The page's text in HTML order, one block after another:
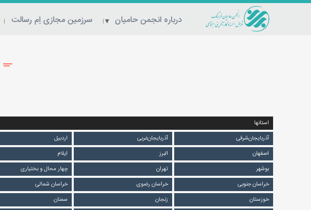
درباره انجمن حامیان سرزمین مجازی اِم‌ رسالت
استانها
آذربایجان‌شرقی
آذربایجان‌غربی
اردبیل
اصفهان
البرز
ایلام
بوشهر
تهران
چهار محال و بختیاری
خراسان جنوبی
خراسان رضوی
خراسان شمالی
خوزستان
زنجان
سمنان